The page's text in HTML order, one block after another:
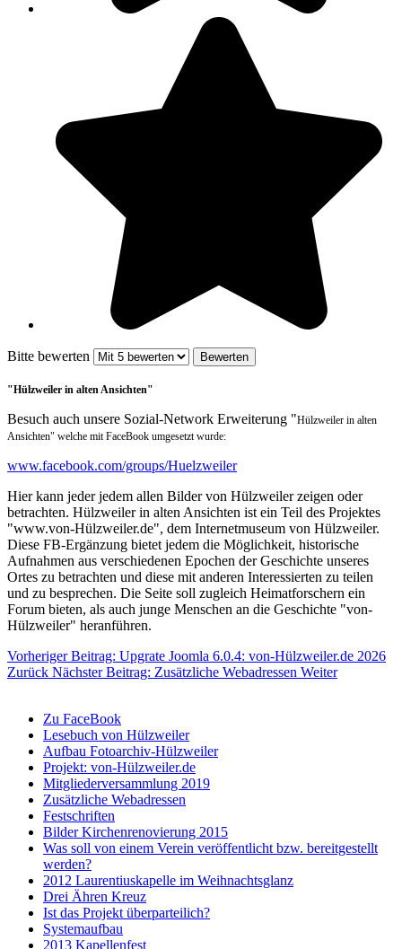
Bitte bewerten
"Hülzweiler in alten Ansichten"
Besuch auch unsere Sozial-Network Erweiterung "Hülzweiler in alten
Ansichten" welche mit FaceBook umgesetzt wurde:
www.facebook.com/groups/Huelzweiler
Hier kann jeder jedem allen Bilder von Hülzweiler zeigen oder
betrachten. Hülzweiler in alten Ansichten ist ein Teil des Projektes
"www.von-Hülzweiler.de", dem Internetmuseum von Hülzweiler.
Diese FB-Ergänzung bietet jedem die Möglichkeit, historische
Aufnahmen aus verschiedenen Epochen der Geschichte unseres
Ortes zu betrachten und diese mit anderen Interessierten zu teilen
und zu besprechen. Die Seite soll zugleich Heimatforschern ein
Forum bieten, als auch junge Menschen an die Geschichte "von-
Hülzweiler" heranführen.
Vorheriger Beitrag: Upgrate Joomla 6.0.4: von-Hülzweiler.de 2026
Zurück Nächster Beitrag: Zusätzliche Webadressen Weiter
Zu FaceBook
Lesebuch von Hülzweiler
Aufbau Fotoarchiv-Hülzweiler
Projekt: von-Hülzweiler.de
Mitgliederversammlung 2019
Zusätzliche Webadressen
Festschriften
Bilder Kirchenrenovierung 2015
Was soll von einem Verein veröffentlicht bzw. bereitgestellt
werden?
2012 Laurentiuskapelle im Weihnachtsglanz
Drei Ähren Kreuz
Ist das Projekt überparteilich?
Systemaufbau
2013 Kapellenfest